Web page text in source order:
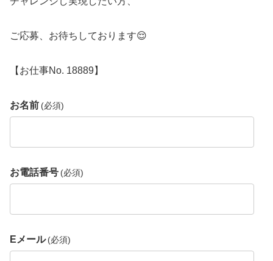
ご応募、お待ちしております😌
【お仕事No. 18889】
お名前 (必須)
お電話番号 (必須)
Eメール (必須)